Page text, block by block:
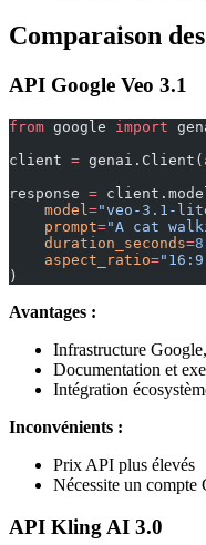
Comparaison
API Google Veo 3.1
from google import
client = genai.Client(
response =
    model
="veo-3.1-
    prompt
="A cat
    duration_seconds
=8
    aspect_ratio
=
)
Avantages :
Infrastructure
Documentation et
Intégration
Inconvénients :
Prix API plus élevés
Nécessite un compte
API Kling AI 3.0